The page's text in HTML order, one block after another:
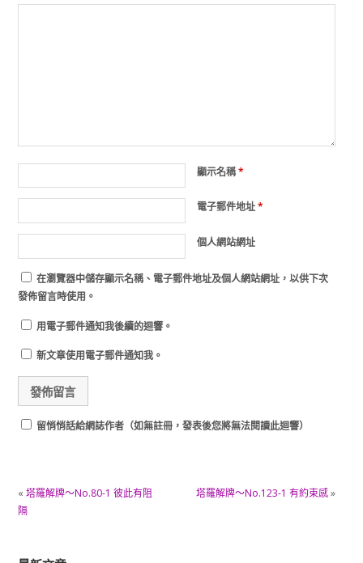
顯示名稱*
電子郵件地址*
個人網站網址
在瀏覽器中儲存顯示名稱、電子郵件地址及個人網站網址，以供下次
發佈留言時使用。
用電子郵件通知我後續的迴響。
新文章使用電子郵件通知我。
留悄悄話給網誌作者（如無註冊，發表後您將無法閱讀此迴響）
« 塔羅解牌～No.80-1 彼此有阻
隔
塔羅解牌～No.123-1 有約束感»